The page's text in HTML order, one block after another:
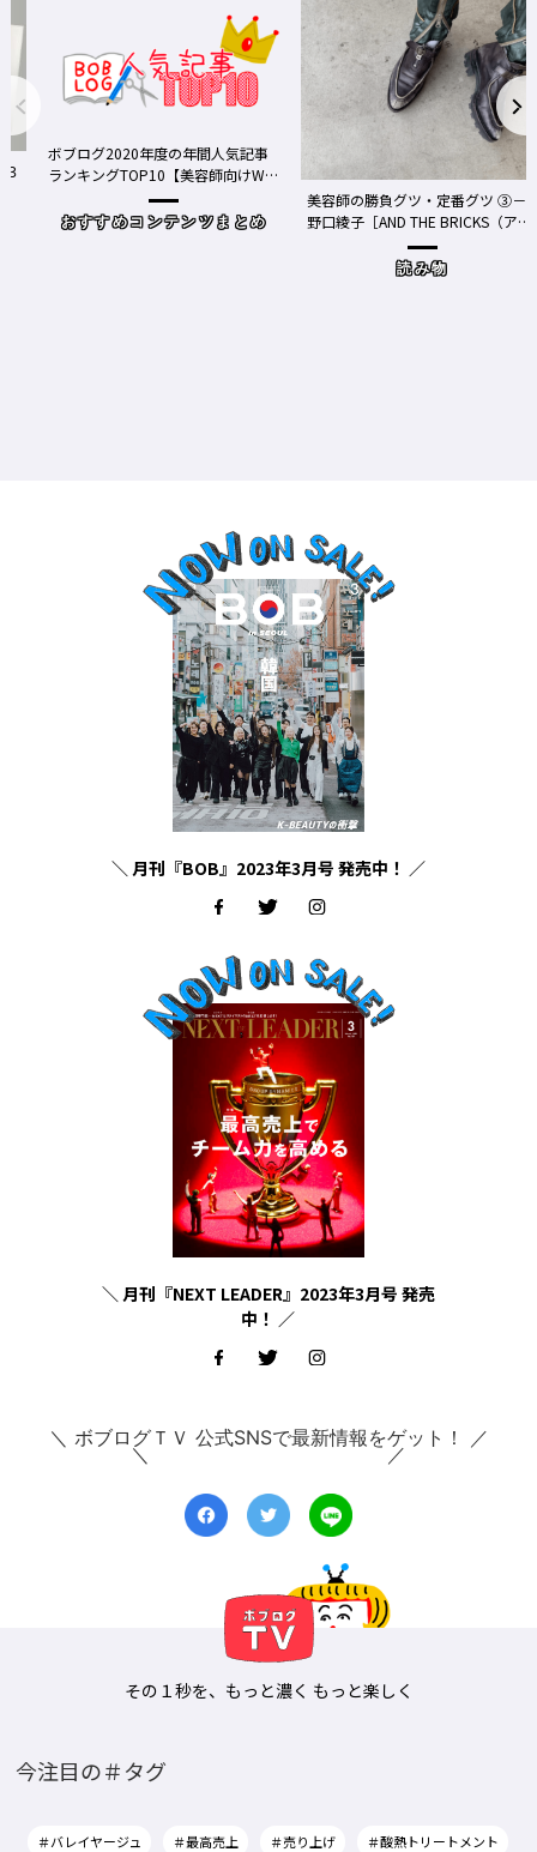
ボブログ2020年度の年間人気記事
ランキングTOP10【美容師向けWe
おすすめコンテンツまとめ
美容師の勝負グツ・定番グツ ③－
野口綾子［AND THE BRICKS（アン
ドザブリックス）／神奈川県鎌倉
読み物
＼ 月刊『BOB』2023年3月号 発売中！ ／
＼ 月刊『NEXT LEADER』2023年3月号 発売
中！ ／
＼ ボブログＴＶ 公式SNSで最新情報をゲット！ ／
その１秒を、もっと濃く もっと楽しく
今注目の＃タグ
＃バレイヤージュ ＃最高売上 ＃売り上げ ＃酸熱トリートメント